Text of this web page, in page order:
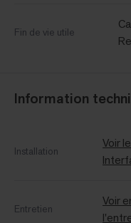
Fin de vie utile
Information
Installation
Voir
Entretien
Voir